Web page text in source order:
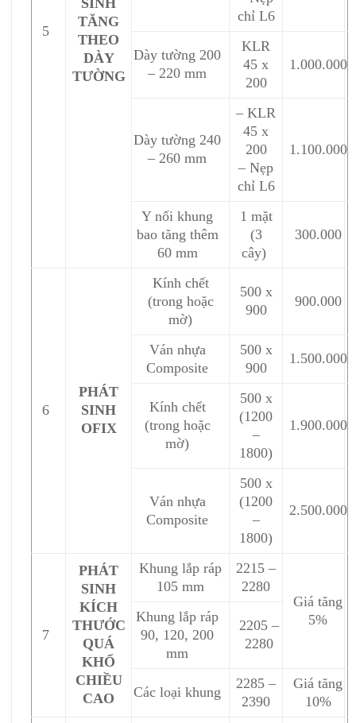
5
SINH
TĂNG
THEO
DÀY
TƯỜNG
chỉ L6
Dày tường 200
– 220 mm
KLR
45 x
200
1.000.000
Dày tường 240
– 260 mm
– KLR
45 x
200
– Nẹp
chỉ L6
1.100.000
Y nối khung
bao tăng thêm
60 mm
1 mặt
(3
cây)
300.000
6
PHÁT
SINH
OFIX
Kính chết
(trong hoặc
mờ)
500 x
900
900.000
Ván nhựa
Composite
500 x
900
1.500.000
Kính chết
(trong hoặc
mờ)
500 x
(1200
–
1800)
1.900.000
Ván nhựa
Composite
500 x
(1200
–
1800)
2.500.000
7
PHÁT
SINH
KÍCH
THƯỚC
QUÁ
KHỔ
CHIỀU
CAO
Khung lắp ráp
105 mm
2215 –
2280
Giá tăng
5%
Khung lắp ráp
90, 120, 200
mm
2205 –
2280
Các loại khung
2285 –
2390
Giá tăng
10%